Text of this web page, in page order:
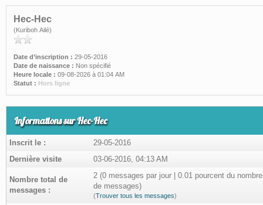
Hec-Hec
(Kuriboh Ailé)
Date d’inscription : 29-05-2016
Date de naissance : Non spécifié
Heure locale : 09-08-2026 à 01:04 AM
Statut : Hors ligne
Informations sur Hec-Hec
Inscrit le :
29-05-2016
Dernière visite
03-06-2016, 04:13 AM
Nombre total de
messages :
2 (0 messages par jour | 0.01 pourcent du
de messages)
(Trouver tous les messages)